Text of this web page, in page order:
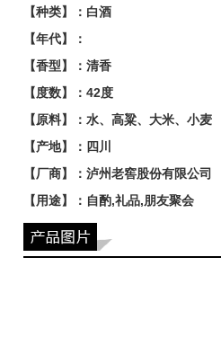
【种类】：白酒
【年代】：
【香型】：清香
【度数】：42度
【原料】：水、高粱、大米、小麦
【产地】：四川
【厂商】：泸州老窖股份有限公司
【用途】：自酌,礼品,朋友聚会